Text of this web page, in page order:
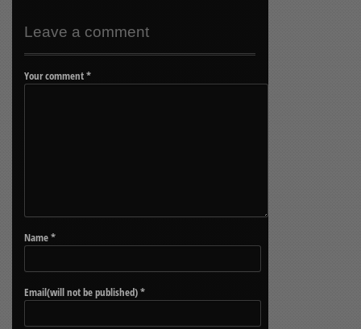
Leave a comment
Your comment*
Name*
Email(will not be published)*